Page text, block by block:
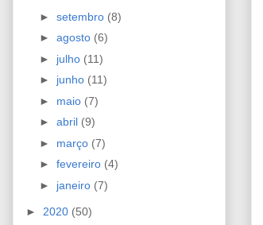
► setembro (8)
► agosto (6)
► julho (11)
► junho (11)
► maio (7)
► abril (9)
► março (7)
► fevereiro (4)
► janeiro (7)
► 2020 (50)